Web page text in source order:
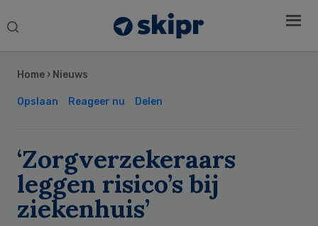
Search
Home › Nieuws
Opslaan Reageer nu Delen
‘Zorgverzekeraars
leggen risico’s bij
ziekenhuis’
Sidebar